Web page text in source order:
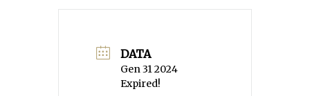
DATA
Gen 31 2024
Expired!